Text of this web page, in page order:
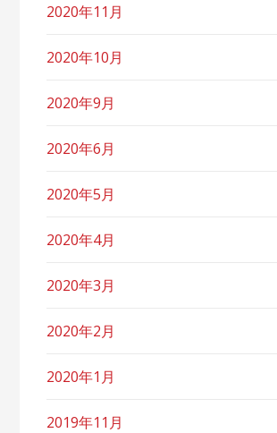
2020年11月
2020年10月
2020年9月
2020年6月
2020年5月
2020年4月
2020年3月
2020年2月
2020年1月
2019年11月